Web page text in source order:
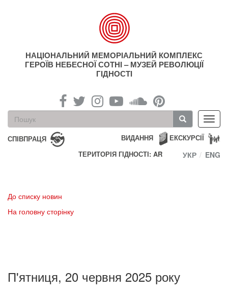
НАЦІОНАЛЬНИЙ МЕМОРІАЛЬНИЙ КОМПЛЕКС
ГЕРОЇВ НЕБЕСНОЇ СОТНІ – МУЗЕЙ РЕВОЛЮЦІЇ
ГІДНОСТІ
Пошукова
форма
Пошук
СПІВПРАЦЯ ЕКСКУРСІЇ
ВИДАННЯ
ТЕРИТОРІЯ ГІДНОСТІ: AR
УКР ENG
До списку новин
На головну сторінку
П'ятниця, 20 червня 2025 року